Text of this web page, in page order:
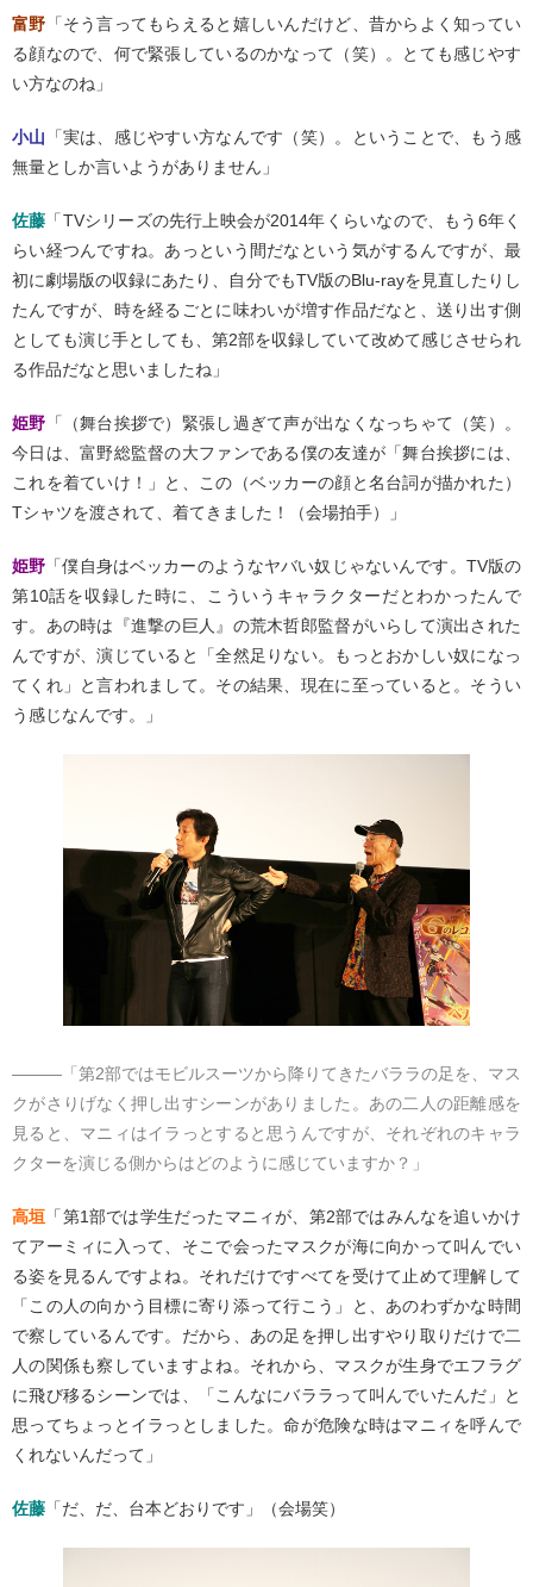
富野 「そう言ってもらえると嬉しいんだけど、昔からよく知ってい
る顔なので、何で緊張しているのかなって（笑）。とても感じやす
い方なのね」
小山 「実は、感じやすい方なんです（笑）。ということで、もう感
無量としか言いようがありません」
佐藤 「TVシリーズの先行上映会が2014年くらいなので、もう6年く
らい経つんですね。あっという間だなという気がするんですが、最
初に劇場版の収録にあたり、自分でもTV版のBlu-rayを見直したりし
たんですが、時を経るごとに味わいが増す作品だなと、送り出す側
としても演じ手としても、第2部を収録していて改めて感じさせられ
る作品だなと思いましたね」
姫野 「（舞台挨拶で）緊張し過ぎて声が出なくなっちゃて（笑）。
今日は、富野総監督の大ファンである僕の友達が「舞台挨拶には、
これを着ていけ！」と、この（ベッカーの顔と名台詞が描かれた）
Tシャツを渡されて、着てきました！（会場拍手）」
姫野 「僕自身はベッカーのようなヤバい奴じゃないんです。TV版の
第10話を収録した時に、こういうキャラクターだとわかったんで
す。あの時は『進撃の巨人』の荒木哲郎監督がいらして演出された
んですが、演じていると「全然足りない。もっとおかしい奴になっ
てくれ」と言われまして。その結果、現在に至っていると。そうい
う感じなんです。」
―――「第2部ではモビルスーツから降りてきたバララの足を、マス
クがさりげなく押し出すシーンがありました。あの二人の距離感を
見ると、マニィはイラっとすると思うんですが、それぞれのキャラ
クターを演じる側からはどのように感じていますか？」
高垣 「第1部では学生だったマニィが、第2部ではみんなを追いかけ
てアーミィに入って、そこで会ったマスクが海に向かって叫んでい
る姿を見るんですよね。それだけですべてを受けて止めて理解して
「この人の向かう目標に寄り添って行こう」と、あのわずかな時間
で察しているんです。だから、あの足を押し出すやり取りだけで二
人の関係も察していますよね。それから、マスクが生身でエフラグ
に飛び移るシーンでは、「こんなにバララって叫んでいたんだ」と
思ってちょっとイラっとしました。命が危険な時はマニィを呼んで
くれないんだって」
佐藤 「だ、だ、台本どおりです」（会場笑）